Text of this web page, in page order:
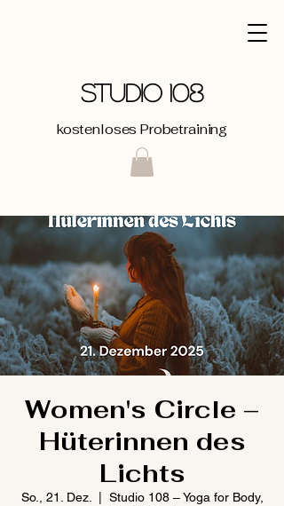
STUDIO 108
kostenloses Probetraining
Women's Circle –
Hüterinnen des
Lichts
So., 21. Dez.
  |
Studio 108 – Yoga for Body,